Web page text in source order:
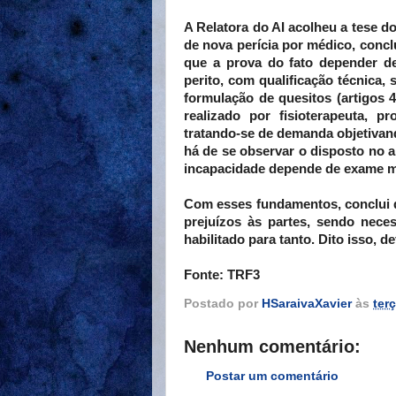
A Relatora do AI acolheu a tese
de nova perícia por médico,
que a prova do fato depender
perito, com qualificação técnica,
formulação de quesitos (artigos
realizado por fisioterapeuta,
tratando-se de demanda
há de se observar o disposto no
incapacidade depende de exame
Com esses fundamentos, conclui
prejuízos às partes, sendo
habilitado para tanto. Dito isso,
Fonte: TRF3
Postado por HSaraivaXavier às
Nenhum comentário:
Postar um comentário